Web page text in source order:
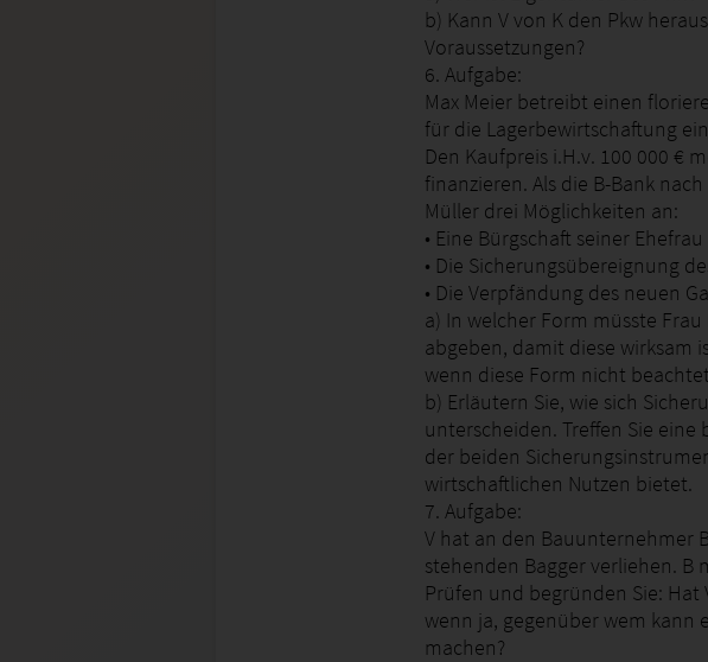
b) Kann V von K den Pkw
Voraussetzungen?
6. Aufgabe:
Max Meier betreibt einen
für die Lagerbewirtschaftung
Den Kaufpreis i.H.v. 100 000 €
finanzieren. Als die B-Bank
Müller drei Möglichkeiten an:
• Eine Bürgschaft seiner Ehefrau
• Die Sicherungsübereignung
• Die Verpfändung des neuen
a) In welcher Form müsste
abgeben, damit diese wirksam
wenn diese Form nicht
b) Erläutern Sie, wie sich
unterscheiden. Treffen Sie
der beiden
wirtschaftlichen Nutzen bietet.
7. Aufgabe:
V hat an den Bauunternehmer
stehenden Bagger verliehen. B
Prüfen und begründen Sie:
wenn ja, gegenüber wem kann
machen?